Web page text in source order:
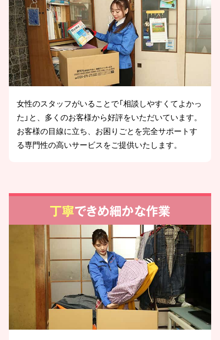
女性のスタッフがいることで「相談しやすくてよかっ
た」と、多くのお客様から好評をいただいています。
お客様の目線に立ち、お困りごとを完全サポートす
る専門性の高いサービスをご提供いたします。
丁寧できめ細かな作業